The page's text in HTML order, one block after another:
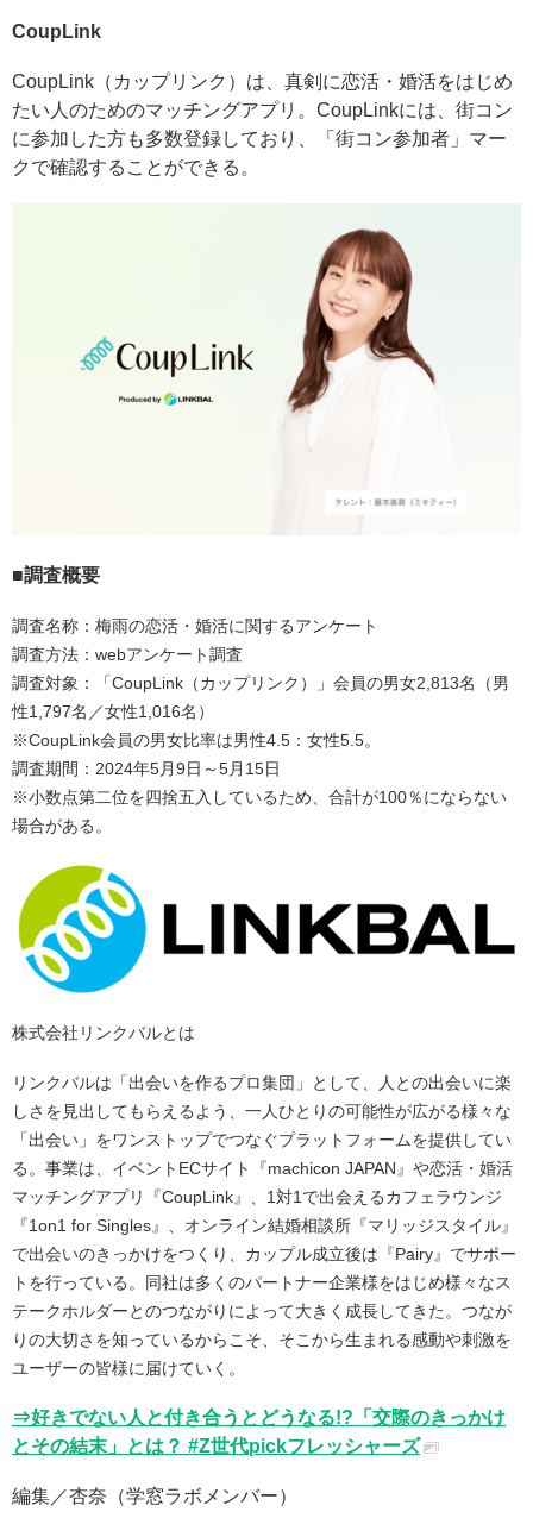
CoupLink
CoupLink（カップリンク）は、真剣に恋活・婚活をはじめ
たい人のためのマッチングアプリ。CoupLinkには、街コン
に参加した方も多数登録しており、「街コン参加者」マー
クで確認することができる。
■調査概要
調査名称：梅雨の恋活・婚活に関するアンケート
調査方法：webアンケート調査
調査対象：「CoupLink（カップリンク）」会員の男女2,813名（男
性1,797名／女性1,016名）
※CoupLink会員の男女比率は男性4.5：女性5.5。
調査期間：2024年5月9日～5月15日
※小数点第二位を四捨五入しているため、合計が100％にならない
場合がある。
株式会社リンクバルとは
リンクバルは「出会いを作るプロ集団」として、人との出会いに楽
しさを見出してもらえるよう、一人ひとりの可能性が広がる様々な
「出会い」をワンストップでつなぐプラットフォームを提供してい
る。事業は、イベントECサイト『machicon JAPAN』や恋活・婚活
マッチングアプリ『CoupLink』、1対1で出会えるカフェラウンジ
『1on1 for Singles』、オンライン結婚相談所『マリッジスタイル』
で出会いのきっかけをつくり、カップル成立後は『Pairy』でサポー
トを行っている。同社は多くのパートナー企業様をはじめ様々なス
テークホルダーとのつながりによって大きく成長してきた。つなが
りの大切さを知っているからこそ、そこから生まれる感動や刺激を
ユーザーの皆様に届けていく。
⇒好きでない人と付き合うとどうなる!?「交際のきっかけ
とその結末」とは？ #Z世代pickフレッシャーズ
編集／杏奈（学窓ラボメンバー）